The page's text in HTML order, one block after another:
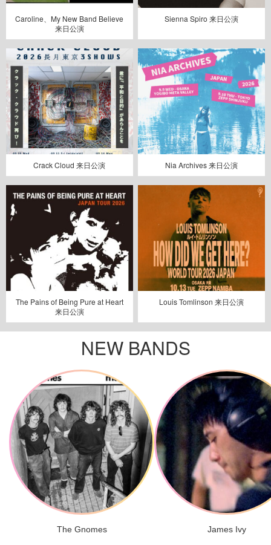
Caroline、My New Band Believe
来日公演
Sienna Spiro 来日公演
Crack Cloud 来日公演 Nia Archives 来日公演
The Pains of Being Pure at Heart
来日公演
Louis Tomlinson 来日公演
NEW BANDS
The Gnomes James Ivy